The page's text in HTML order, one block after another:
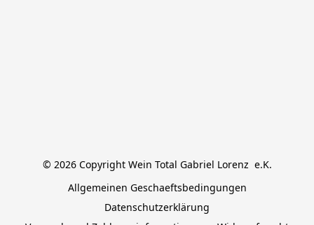
© 2026 Copyright Wein Total Gabriel Lorenz  e.K.
Allgemeinen Geschaeftsbedingungen
Datenschutzerklärung